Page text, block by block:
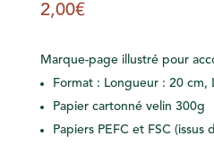
2,00€
Marque-page illustré pour
Format : Longueur : 20 cm,
Papier cartonné velin 300g
Papiers PEFC et FSC